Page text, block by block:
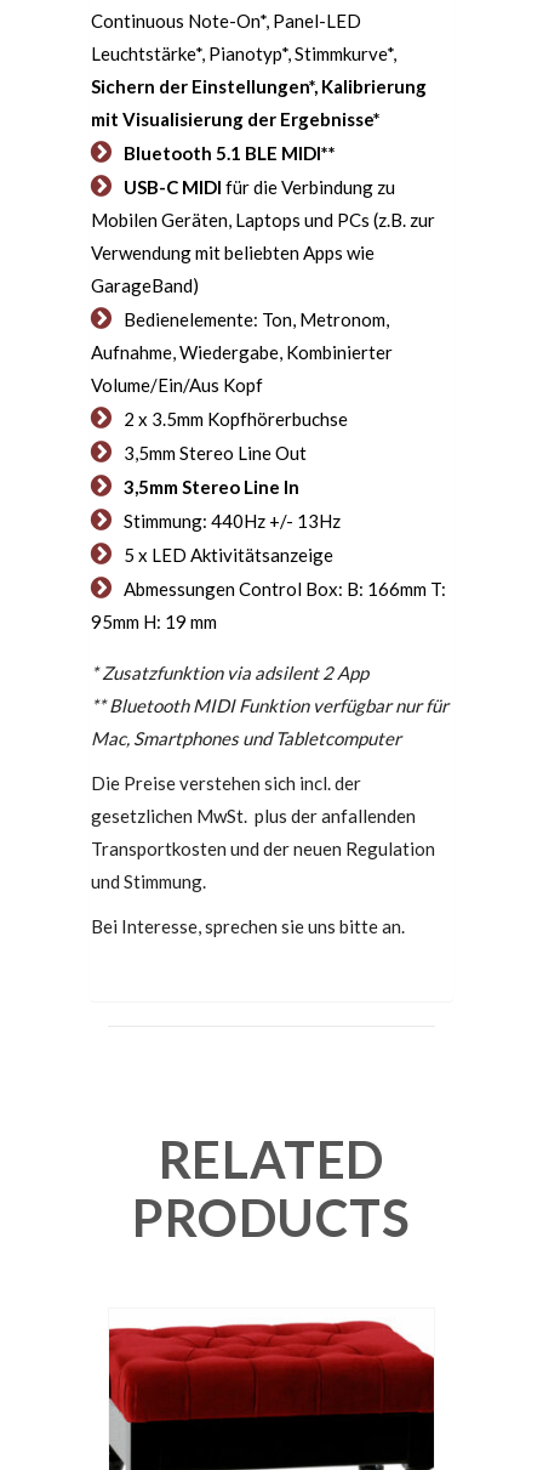
Continuous Note-On*, Panel-LED
Leuchtstärke*, Pianotyp*, Stimmkurve*,
Sichern der Einstellungen*, Kalibrierung
mit Visualisierung der Ergebnisse*
Bluetooth 5.1 BLE MIDI**
USB-C MIDI für die Verbindung zu
Mobilen Geräten, Laptops und PCs (z.B. zur
Verwendung mit beliebten Apps wie
GarageBand)
Bedienelemente: Ton, Metronom,
Aufnahme, Wiedergabe, Kombinierter
Volume/Ein/Aus Kopf
2 x 3.5mm Kopfhörerbuchse
3,5mm Stereo Line Out
3,5mm Stereo Line In
Stimmung: 440Hz +/- 13Hz
5 x LED Aktivitätsanzeige
Abmessungen Control Box: B: 166mm T:
95mm H: 19 mm
* Zusatzfunktion via adsilent 2 App
** Bluetooth MIDI Funktion verfügbar nur für
Mac, Smartphones und Tabletcomputer
Die Preise verstehen sich incl. der
gesetzlichen MwSt. plus der anfallenden
Transportkosten und der neuen Regulation
und Stimmung.
Bei Interesse, sprechen sie uns bitte an.
RELATED
PRODUCTS